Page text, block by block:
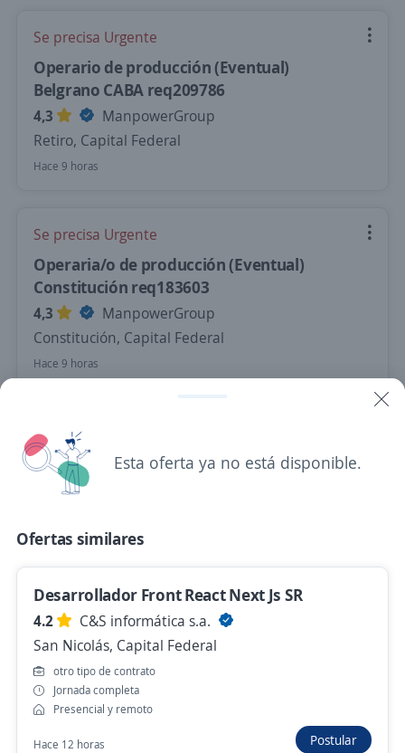
Se precisa Urgente
Operario de producción (Eventual)
Belgrano CABA req209786
4,3
ManpowerGroup
Retiro, Capital Federal
Hace 9 horas
Se precisa Urgente
Operaria/o de producción (Eventual)
Constitución req183603
4,3
ManpowerGroup
Constitución, Capital Federal
Hace 9 horas
Jefe/a de Producción con experiencia en
Ind Farmacéutica . CABA
Hace 9 horas
Analista Preliquidación de Sueldos (CABA)
4,3
Adecco Argentina S.A.
Retiro, Capital Federal
Presencial y remoto
Hace 9 horas
Esta oferta ya no está disponible.
Ofertas similares
Desarrollador Front React Next Js SR
4.2
C&S informática s.a.
San Nicolás, Capital Federal
otro tipo de contrato
Jornada completa
Presencial y remoto
Hace 12 horas Postular